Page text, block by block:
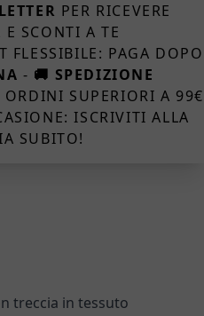
PER RICEVERE
SCONTI A TE
FLESSIBILE: PAGA DOPO
- 🚚 SPEDIZIONE
SUPERIORI A 99€
ISCRIVITI ALLA
SUBITO!
treccia in tessuto